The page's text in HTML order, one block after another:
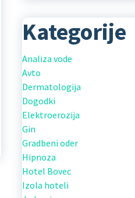
Kategorije
Analiza vode
Avto
Dermatologija
Dogodki
Elektroerozija
Gin
Gradbeni oder
Hipnoza
Hotel Bovec
Izola hoteli